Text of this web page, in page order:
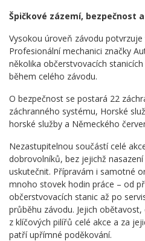
Špičkové zázemí, bezpečnost
Vysokou úroveň závodu
Profesionální mechanici značky
několika občerstvovacích
během celého závodu.
O bezpečnost se postará 22
záchranného systému, Horské
horské služby a Německého
Nezastupitelnou součástí celé
dobrovolníků, bez jejichž
uskutečnit. Přípravám i samotné
mnoho stovek hodin práce – od
občerstvovacích stanic až po
průběhu závodu. Jejich
z klíčových pilířů celé akce a za
patří upřímné poděkování.